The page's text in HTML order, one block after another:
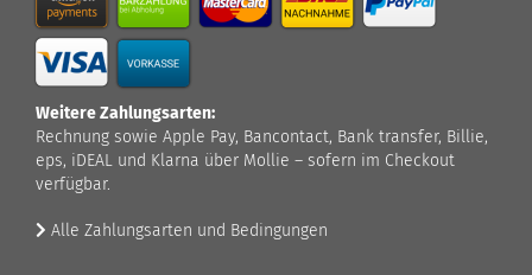
Weitere Zahlungsarten:
Rechnung sowie Apple Pay, Bancontact, Bank transfer, Billie,
eps, iDEAL und Klarna über Mollie – sofern im Checkout
verfügbar.
Alle Zahlungsarten und Bedingungen